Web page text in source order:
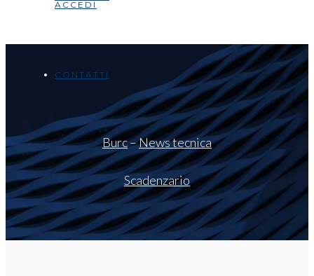
ACCEDI
CONTATTI
Burc–News tecnica
Scadenzario